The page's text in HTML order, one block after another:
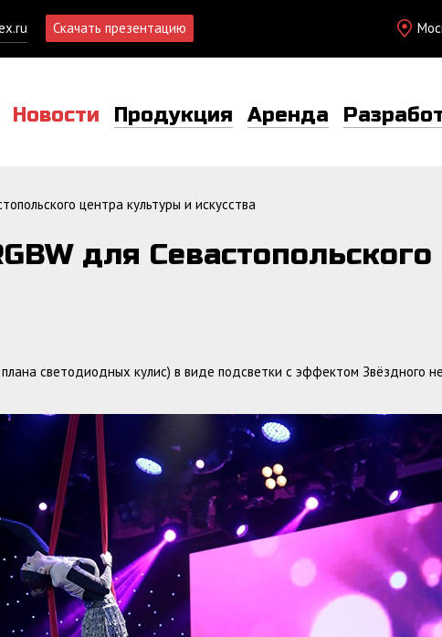
Скачать презентацию
Новости Продукция Аренда
центра культуры и искусства
для Севастопольского
светодиодных кулис) в виде подсветки с эффектом Звёздного